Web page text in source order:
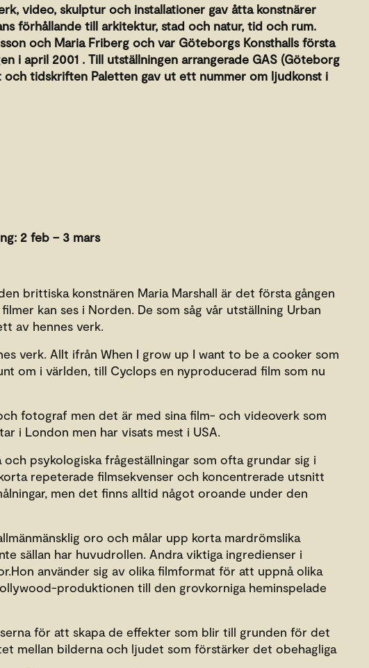
video, skulptur och installationer gav åtta konstnärer
förhållande till arkitektur, stad och natur, tid och rum.
och Maria Friberg och var Göteborgs Konsthalls första
i april 2001 . Till utställningen arrangerade GAS (Göteborg
och tidskriften Paletten gav ut ett nummer om ljudkonst i
2 feb – 3 mars
brittiska konstnären Maria Marshall är det första gången
kan ses i Norden. De som såg vår utställning Urban
av hennes verk.
verk. Allt ifrån When I grow up I want to be a cooker som
om i världen, till Cyclops en nyproducerad film som nu
fotograf men det är med sina film- och videoverk som
i London men har visats mest i USA.
psykologiska frågeställningar som ofta grundar sig i
repeterade filmsekvenser och koncentrerade utsnitt
men det finns alltid något oroande under den
oro och målar upp korta mardrömslika
sällan har huvudrollen. Andra viktiga ingredienser i
använder sig av olika filmformat för att uppnå olika
produktionen till den grovkorniga heminspelade
för att skapa de effekter som blir till grunden för det
mellan bilderna och ljudet som förstärker det obehagliga